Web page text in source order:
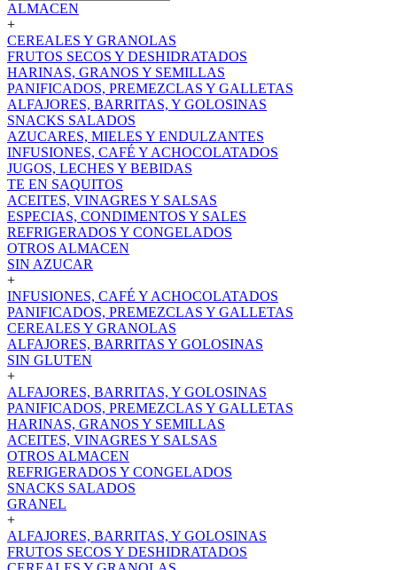
ALMACEN
+
CEREALES Y GRANOLAS
FRUTOS SECOS Y DESHIDRATADOS
HARINAS, GRANOS Y SEMILLAS
PANIFICADOS, PREMEZCLAS Y GALLETAS
ALFAJORES, BARRITAS, Y GOLOSINAS
SNACKS SALADOS
AZUCARES, MIELES Y ENDULZANTES
INFUSIONES, CAFÉ Y ACHOCOLATADOS
JUGOS, LECHES Y BEBIDAS
TE EN SAQUITOS
ACEITES, VINAGRES Y SALSAS
ESPECIAS, CONDIMENTOS Y SALES
REFRIGERADOS Y CONGELADOS
OTROS ALMACEN
SIN AZUCAR
+
INFUSIONES, CAFÉ Y ACHOCOLATADOS
PANIFICADOS, PREMEZCLAS Y GALLETAS
CEREALES Y GRANOLAS
ALFAJORES, BARRITAS Y GOLOSINAS
SIN GLUTEN
+
ALFAJORES, BARRITAS, Y GOLOSINAS
PANIFICADOS, PREMEZCLAS Y GALLETAS
HARINAS, GRANOS Y SEMILLAS
ACEITES, VINAGRES Y SALSAS
OTROS ALMACEN
REFRIGERADOS Y CONGELADOS
SNACKS SALADOS
GRANEL
+
ALFAJORES, BARRITAS, Y GOLOSINAS
FRUTOS SECOS Y DESHIDRATADOS